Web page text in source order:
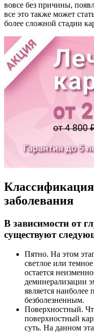
вовсе без причины,
все это также может
более сложной стадии
Классификация
заболевания
В зависимости от
существуют
Пятно. На этом
светлое или
остается
деминерализации
является
безболезненным.
Поверхностный.
поверхностный
суть. На данном